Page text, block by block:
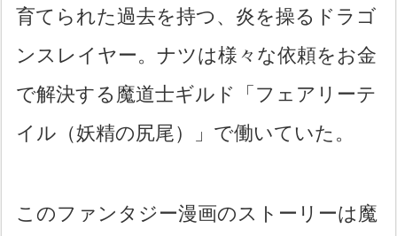
育てられた過去を持つ、炎を操るドラゴ
ンスレイヤー。ナツは様々な依頼をお金
で解決する魔道士ギルド「フェアリーテ
イル（妖精の尻尾）」で働いていた。
このファンタジー漫画のストーリーは魔